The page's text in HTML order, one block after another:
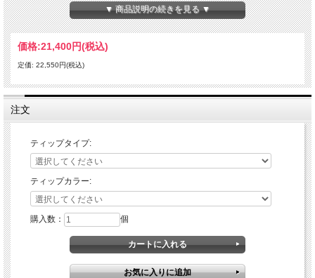
アルマイト済み。
3種類から選べるティップは、ライダーのニーズに合わせ変更が可能。
ラージアルミティップ：
固定式のラージアルミティップは、純正のティップに比べて大型化されることによ
ステンレス製のイモネジの調整により垂直方向の調整に対応。
ローテティングティップ：
ステンレス製のイモネジの調整により垂直方向の調整に対応。
チタンティップ：
※カラーは選べません。
▼ 商品説明の続きを見る ▼
価格:21,400円(税込)
定価: 22,550円(税込)
注文
ティップタイプ:
ティップカラー:
購入数： 個